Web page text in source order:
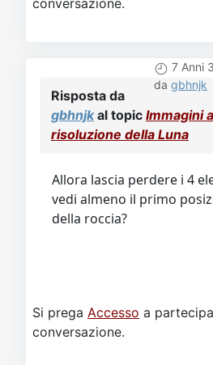
conversazione.
7 Anni
da gbhnjk
Risposta da
gbhnjkal topic Immagini
risoluzione della Luna
Allora lascia perdere i 4
vedi almeno il primo
della roccia?
Si prega Accesso a
conversazione.